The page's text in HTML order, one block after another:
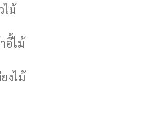
ไม้
อี้ไม้
งไม้